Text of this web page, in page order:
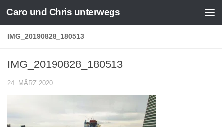
Zum Inhalt springen
Caro und Chris unterwegs
IMG_20190828_180513
IMG_20190828_180513
24. MÄRZ 2020